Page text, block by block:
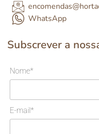
WhatsApp
Subscrever a
Nome*
E-mail*